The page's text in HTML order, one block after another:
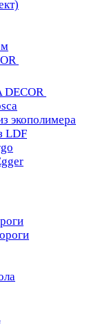
DECOR
экополимера
LDF